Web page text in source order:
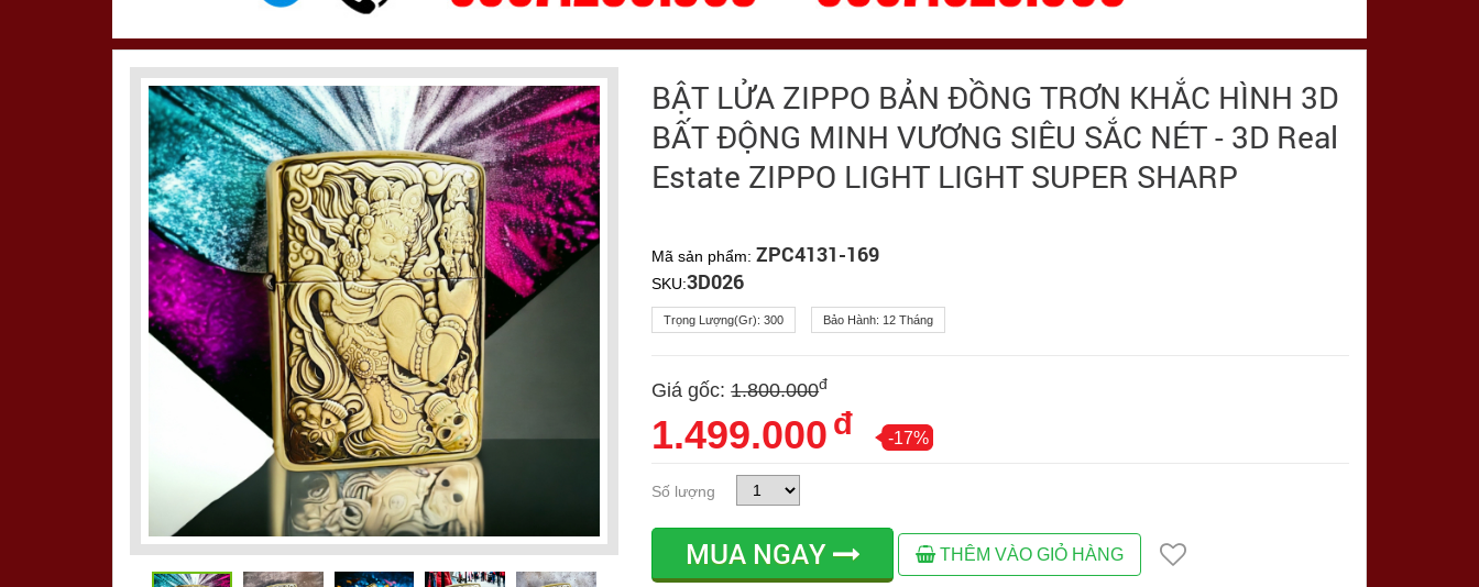
BẬT LỬA ZIPPO BẢN ĐỒNG TRƠN KHẮC HÌNH 3D
BẤT ĐỘNG MINH VƯƠNG SIÊU SẮC NÉT - 3D Real
Estate ZIPPO LIGHT LIGHT SUPER SHARP
Mã sản phẩm:ZPC4131-169
SKU:3D026
Trọng Lượng(gr):300 Bảo Hành: 12 Tháng
Giá gốc: 1.800.000đ
1.499.000 đ -17%
Số lượng
MUA NGAY THÊM VÀO GIỎ HÀNG